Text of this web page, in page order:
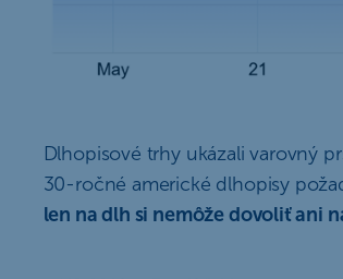
Dlhopisové trhy ukázali varovný
30-ročné americké dlhopisy
len na dlh si nemôže dovoliť ani